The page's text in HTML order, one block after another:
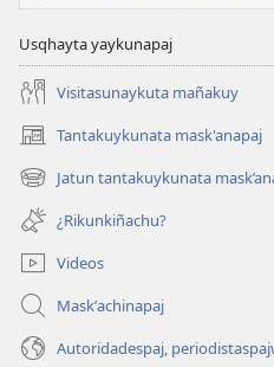
Usqhayta yaykunapaj
Visitasunaykuta mañakuy
Tantakuykunata mask'anapaj
(opens
new
window)
Jatun tantakuykunata
(opens
new
window)
¿Rikunkiñachu?
Videos
Maskʼachinapaj
Autoridadespaj,